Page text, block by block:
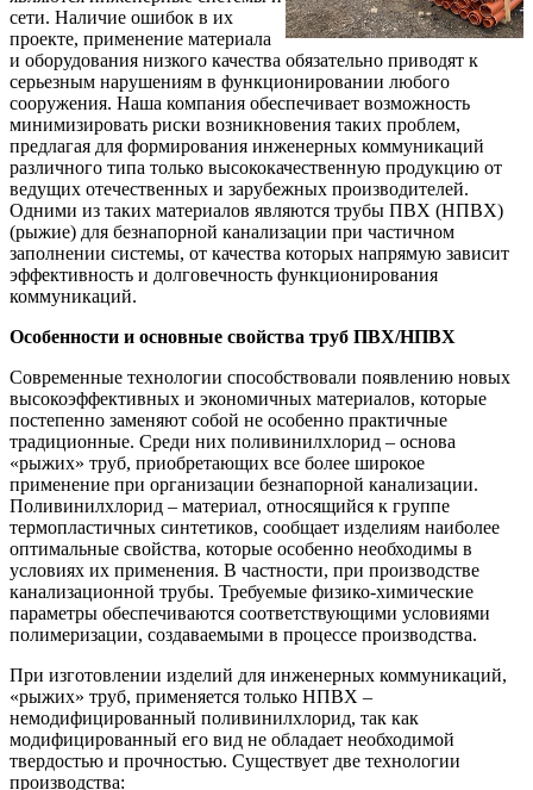
сети. Наличие ошибок в их
проекте, применение материала
и оборудования низкого качества обязательно приводят к
серьезным нарушениям в функционировании любого
сооружения. Наша компания обеспечивает возможность
минимизировать риски возникновения таких проблем,
предлагая для формирования инженерных коммуникаций
различного типа только высококачественную продукцию от
ведущих отечественных и зарубежных производителей.
Одними из таких материалов являются трубы ПВХ (НПВХ)
(рыжие) для безнапорной канализации при частичном
заполнении системы, от качества которых напрямую зависит
эффективность и долговечность функционирования
коммуникаций.
Особенности и основные свойства труб ПВХ/НПВХ
Современные технологии способствовали появлению новых
высокоэффективных и экономичных материалов, которые
постепенно заменяют собой не особенно практичные
традиционные. Среди них поливинилхлорид – основа
«рыжих» труб, приобретающих все более широкое
применение при организации безнапорной канализации.
Поливинилхлорид – материал, относящийся к группе
термопластичных синтетиков, сообщает изделиям наиболее
оптимальные свойства, которые особенно необходимы в
условиях их применения. В частности, при производстве
канализационной трубы. Требуемые физико-химические
параметры обеспечиваются соответствующими условиями
полимеризации, создаваемыми в процессе производства.
При изготовлении изделий для инженерных коммуникаций,
«рыжих» труб, применяется только НПВХ –
немодифицированный поливинилхлорид, так как
модифицированный его вид не обладает необходимой
твердостью и прочностью. Существует две технологии
производства: